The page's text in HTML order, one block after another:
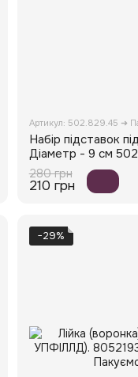
Артикул: 502.829.45 ➜
Набір підставок
Діаметр - 9 см
280 грн
210 грн
−29%